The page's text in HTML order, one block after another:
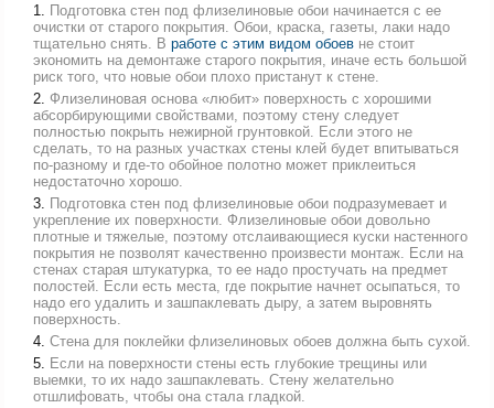
Подготовка стен под флизелиновые обои начинается с ее
очистки от старого покрытия. Обои, краска, газеты, лаки надо
тщательно снять. Вработе с этим видом обоев не стоит
экономить на демонтаже старого покрытия, иначе есть большой
риск того, что новые обои плохо пристанут к стене.
Флизелиновая основа «любит» поверхность с хорошими
абсорбирующими свойствами, поэтому стену следует
полностью покрыть нежирной грунтовкой. Если этого не
сделать, то на разных участках стены клей будет впитываться
по-разному и где-то обойное полотно может приклеиться
недостаточно хорошо.
Подготовка стен под флизелиновые обои подразумевает и
укрепление их поверхности. Флизелиновые обои довольно
плотные и тяжелые, поэтому отслаивающиеся куски настенного
покрытия не позволят качественно произвести монтаж. Если на
стенах старая штукатурка, то ее надо простучать на предмет
полостей. Если есть места, где покрытие начнет осыпаться, то
надо его удалить и зашпаклевать дыру, а затем выровнять
поверхность.
Стена для поклейки флизелиновых обоев должна быть сухой.
Если на поверхности стены есть глубокие трещины или
выемки, то их надо зашпаклевать. Стену желательно
отшлифовать, чтобы она стала гладкой.